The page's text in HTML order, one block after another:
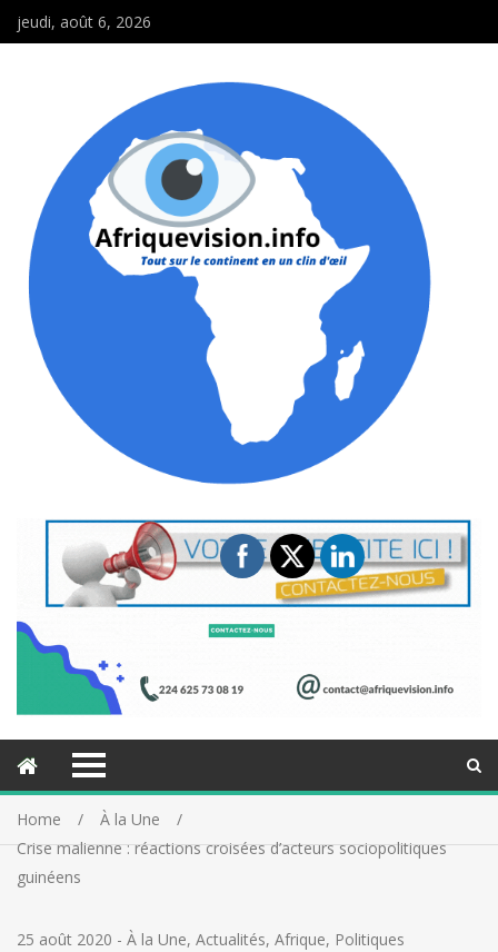
jeudi, août 6, 2026
Home
À la Une
Crise malienne : réactions croisées d’acteurs sociopolitiques
guinéens
25 août 2020 - À la Une, Actualités, Afrique, Politiques